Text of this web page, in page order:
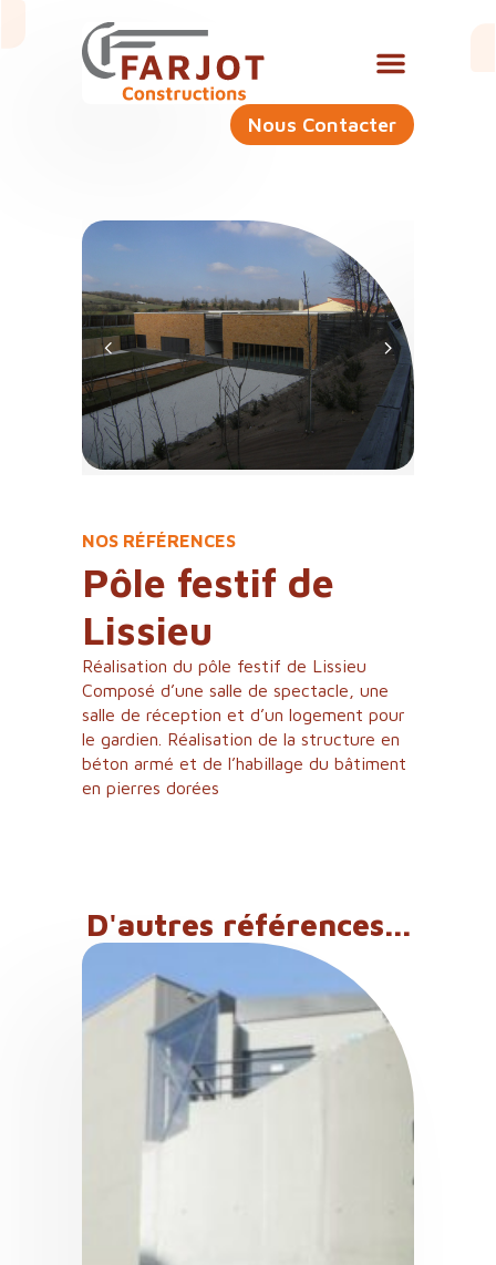
Nous Contacter
NOS RÉFÉRENCES
Pôle festif de
Lissieu
Réalisation du pôle festif de Lissieu
Composé d’une salle de spectacle, une
salle de réception et d’un logement pour
le gardien. Réalisation de la structure en
béton armé et de l’habillage du bâtiment
en pierres dorées
D'autres références...